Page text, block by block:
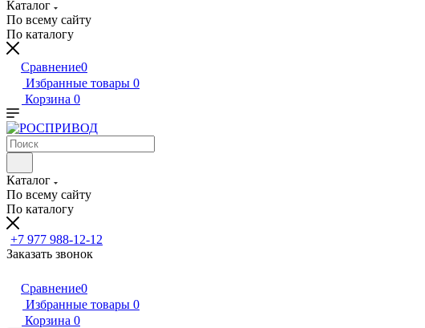
Каталог
По всему сайту
По каталогу
Сравнение0
Избранные товары 0
Корзина 0
Каталог
По всему сайту
По каталогу
+7 977 988-12-12
Заказать звонок
Сравнение0
Избранные товары 0
Корзина 0